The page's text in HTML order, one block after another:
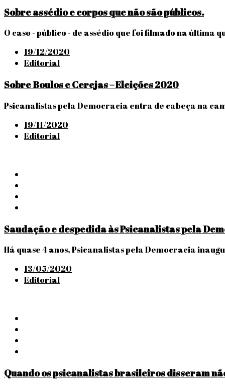
Sobre assédio e corpos que não são públicos.
O caso - público - de assédio que foi filmado na
Posted
on
19/12/2020
Editorial
Sobre Boulos e Cerejas – Eleições 2020
Psicanalistas pela Democracia entra de cabeça na
Posted
on
19/11/2020
Editorial
Saudação e despedida às Psicanalistas pela
Há quase 4 anos, Psicanalistas pela Democracia
Posted
on
13/05/2020
Editorial
Quando os psicanalistas brasileiros disseram